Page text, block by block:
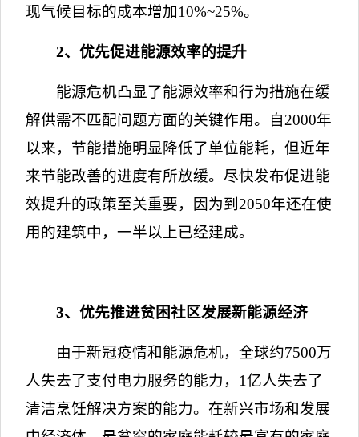
现气候目标的成本增加10%~25%。
2、优先促进能源效率的提升
能源危机凸显了能源效率和行为措施在缓
解供需不匹配问题方面的关键作用。自2000年
以来，节能措施明显降低了单位能耗，但近年
来节能改善的进度有所放缓。尽快发布促进能
效提升的政策至关重要，因为到 2050年还在使
用的建筑中，一半以上已经建成。
3、优先推进贫困社区发展新能源经济
由于新冠疫情和能源危机，全球约7500万
人失去了支付电力服务的能力， 1亿人失去了
清洁烹饪解决方案的能力。在新兴市场和发展